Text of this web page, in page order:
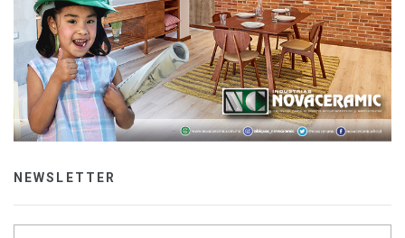
NEWSLETTER